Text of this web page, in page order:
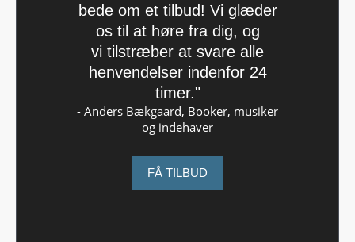
bede om et tilbud! Vi glæder
os til at høre fra dig, og
vi tilstræber at svare alle
henvendelser indenfor 24
timer."
- Anders Bækgaard, Booker, musiker
og indehaver
FÅ TILBUD